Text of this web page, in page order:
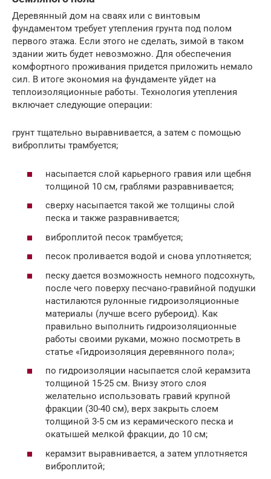
Деревянный дом на сваях или с винтовым
фундаментом требует утепления грунта под полом
первого этажа. Если этого не сделать, зимой в таком
здании жить будет невозможно. Для обеспечения
комфортного проживания придется приложить немало
сил. В итоге экономия на фундаменте уйдет на
теплоизоляционные работы. Технология утепления
включает следующие операции:
грунт тщательно выравнивается, а затем с помощью
виброплиты трамбуется;
насыпается слой карьерного гравия или щебня
толщиной 10 см, граблями разравнивается;
сверху насыпается такой же толщины слой
песка и также разравнивается;
виброплитой песок трамбуется;
песок проливается водой и снова уплотняется;
песку дается возможность немного подсохнуть,
после чего поверху песчано-гравийной подушки
настилаются рулонные гидроизоляционные
материалы (лучше всего рубероид). Как
правильно выполнить гидроизоляционные
работы своими руками, можно посмотреть в
статье «Гидроизоляция деревянного пола»;
по гидроизоляции насыпается слой керамзита
толщиной 15-25 см. Внизу этого слоя
желательно использовать гравий крупной
фракции (30-40 см), верх закрыть слоем
толщиной 3-5 см из керамического песка и
окатышей мелкой фракции, до 10 см;
керамзит выравнивается, а затем уплотняется
виброплитой;